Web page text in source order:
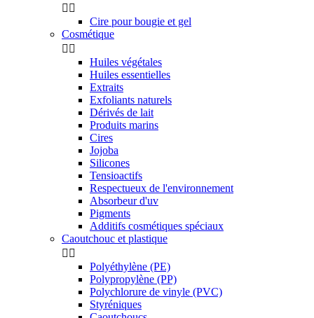
 
Cire pour bougie et gel
Cosmétique
 
Huiles végétales
Huiles essentielles
Extraits
Exfoliants naturels
Dérivés de lait
Produits marins
Cires
Jojoba
Silicones
Tensioactifs
Respectueux de l'environnement
Absorbeur d'uv
Pigments
Additifs cosmétiques spéciaux
Caoutchouc et plastique
 
Polyéthylène (PE)
Polypropylène (PP)
Polychlorure de vinyle (PVC)
Styréniques